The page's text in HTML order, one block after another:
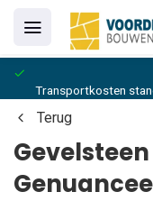
Transportkosten
Terug